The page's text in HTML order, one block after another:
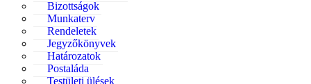
Bizottságok
Munkaterv
Rendeletek
Jegyzőkönyvek
Határozatok
Postaláda
Testületi ülések